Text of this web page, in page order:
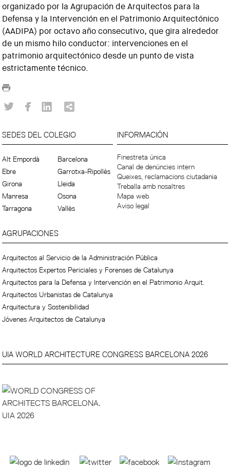
organizado por la Agrupación de Arquitectos para la
Defensa y la Intervención en el Patrimonio Arquitectónico
(AADIPA) por octavo año consecutivo, que gira alrededor
de un mismo hilo conductor: intervenciones en el
patrimonio arquitectónico desde un punto de vista
estrictamente técnico.
SEDES DEL COLEGIO
Alt Empordà
Barcelona
Ebre
Garrotxa-Ripollès
Girona
Lleida
Manresa
Osona
Tarragona
Vallès
INFORMACIÓN
Finestreta única
Canal de denúncies intern
Queixes, reclamacions ciutadania
Treballa amb nosaltres
Mapa web
Aviso legal
AGRUPACIONES
Arquitectos al Servicio de la Administración Pública
Arquitectos Expertos Periciales y Forenses de Catalunya
Arquitectos para la Defensa y Intervención en el Patrimonio Arquit.
Arquitectos Urbanistas de Catalunya
Arquitectura y Sostenibilidad
Jóvenes Arquitectos de Catalunya
UIA WORLD ARCHITECTURE CONGRESS BARCELONA 2026